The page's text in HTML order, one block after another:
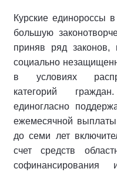
Курские единороссы
большую
приняв ряд законов,
социально
в условиях
категорий
единогласно
ежемесячной
до семи лет
счет средств
софинансирования